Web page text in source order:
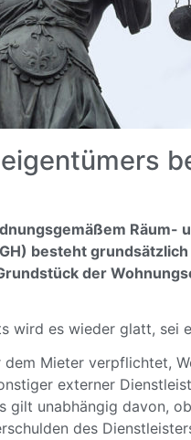
Räum-
besteht
der
wird es wieder glatt, sei
Mieter verpflichtet,
externer
gilt unabhängig davon,
des